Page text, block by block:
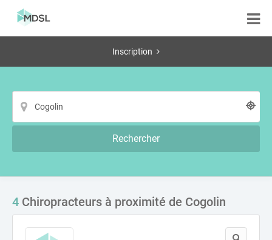
Inscription
Rechercher
4 Chiropracteurs à proximité de Cogolin